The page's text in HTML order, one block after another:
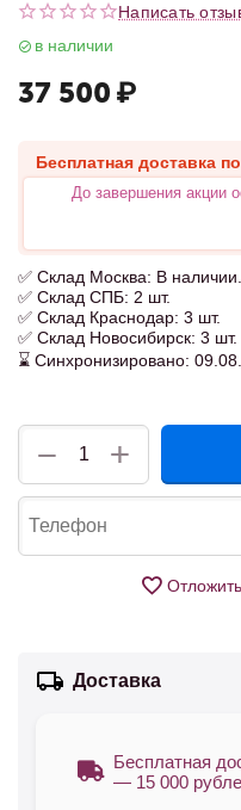
Написать
в наличии
37 500 ₽
Бесплатная доставка
До завершения акции
✅ Склад Москва: В наличии.
✅ Склад СПБ: 2 шт.
✅ Склад Краснодар: 3 шт.
✅ Склад Новосибирск: 3 шт.
⌛ Синхронизировано:
+
−
Отложить
Доставка
Бесплатная
— 15 000